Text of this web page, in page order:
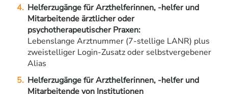
Helferzugänge für Arzthelferinnen, -helfer und
Mitarbeitende ärztlicher oder
psychotherapeutischer Praxen:
Lebenslange Arztnummer (7-stellige LANR) plus
zweistelliger Login-Zusatz oder selbstvergebener
Alias
Helferzugänge für Arzthelferinnen, -helfer und
Mitarbeitende von Institutionen